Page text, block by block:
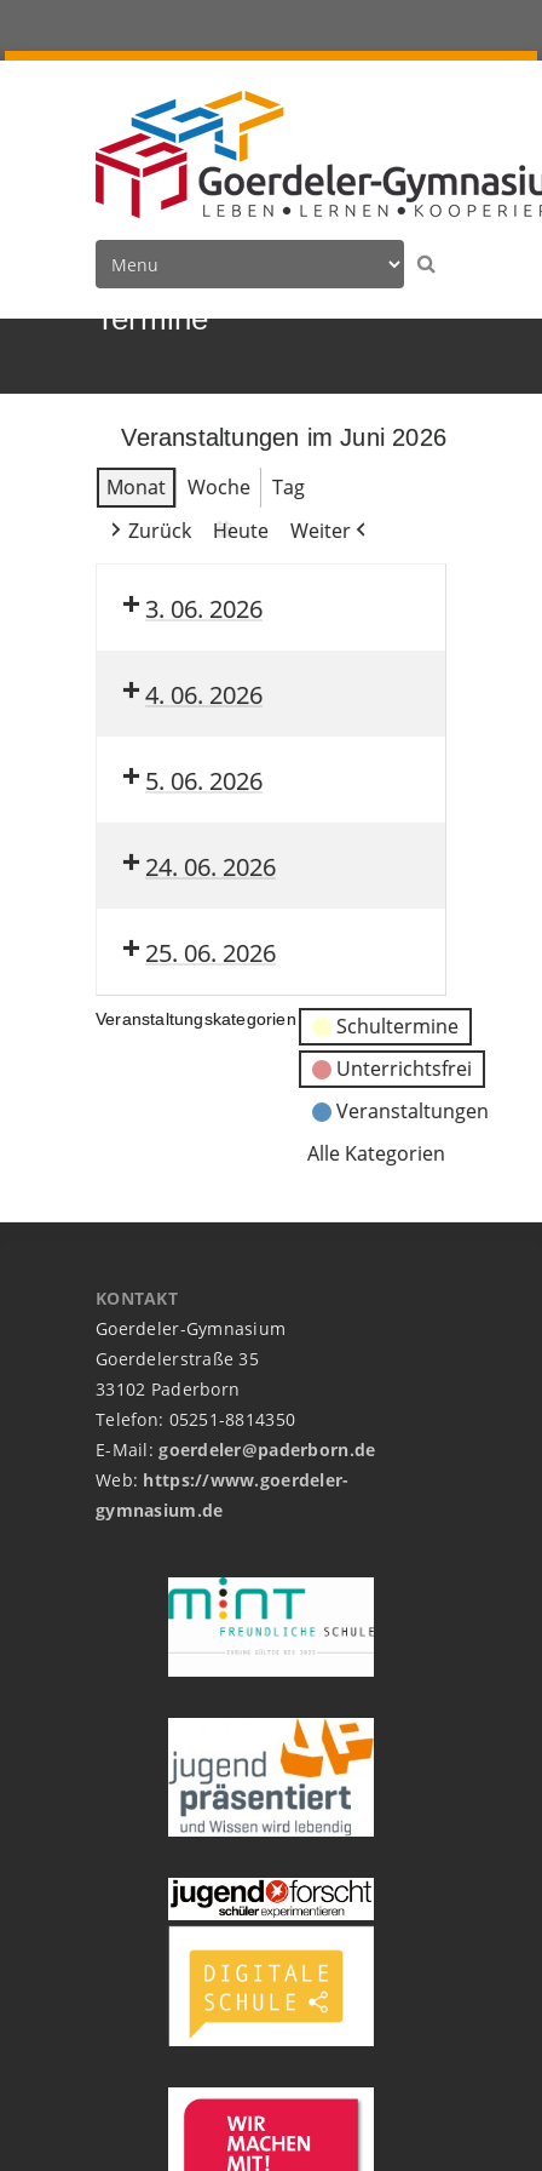
Termine
Veranstaltungen im Juni 2026
Monat
Woche
Tag
Zurück
Heute Weiter
3. 06. 2026
4. 06. 2026
5. 06. 2026
24. 06. 2026
25. 06. 2026
Veranstaltungskategorien
Schultermine
Unterrichtsfrei
Veranstaltungen
Alle Kategorien
KONTAKT
Goerdeler-Gymnasium
Goerdelerstraße 35
33102 Paderborn
Telefon: 05251-8814350
E-Mail:goerdeler@paderborn.de
Web: https://www.goerdeler-
gymnasium.de